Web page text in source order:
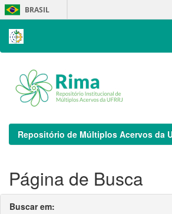
Skip
navigation
BRASIL
Repositório de Múltiplos Acervos da
Página de Busca
Buscar em: